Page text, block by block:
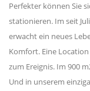
Perfekter können Sie
stationieren. Im seit
erwacht ein neues
Komfort. Eine
zum Ereignis. Im 900
Und in unserem